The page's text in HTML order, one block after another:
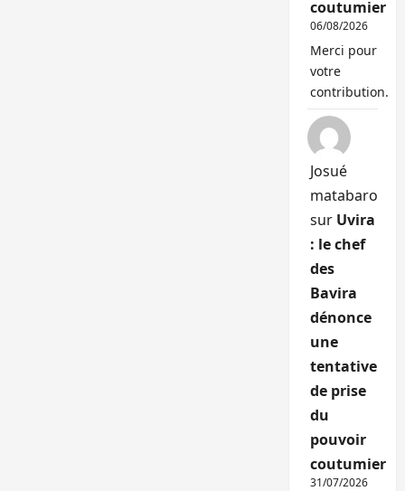
coutumier
06/08/2026
Merci pour
votre
contribution.
Josué
matabaro
sur Uvira
: le chef
des
Bavira
dénonce
une
tentative
de prise
du
pouvoir
coutumier
31/07/2026